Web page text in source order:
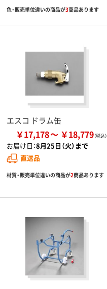
色・販売単位違いの商品が3商品あります
エスコ ドラム缶
￥17,178 ￥18,779
お届け日：8月25日（火）まで
直送品
材質・販売単位違いの商品が2商品あります